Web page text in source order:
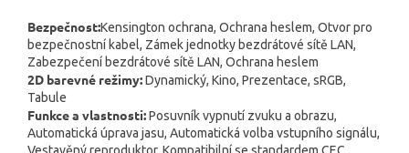
Bezpečnost:Kensington ochrana, Ochrana heslem, Otvor pro
bezpečnostní kabel, Zámek jednotky bezdrátové sítě LAN,
Zabezpečení bezdrátové sítě LAN, Ochrana heslem
2D barevné režimy:Dynamický, Kino, Prezentace, sRGB,
Tabule
Funkce a vlastnosti:Posuvník vypnutí zvuku a obrazu,
Automatická úprava jasu, Automatická volba vstupního signálu,
Vestavěný reproduktor, Kompatibilní se standardem CEC,